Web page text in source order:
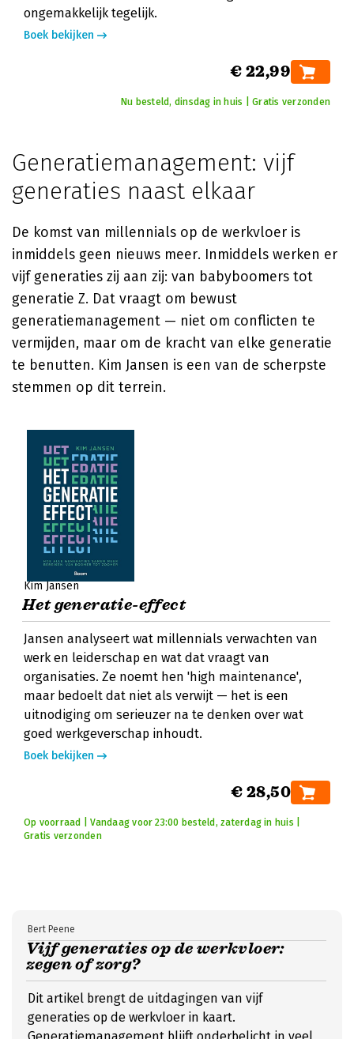
ongemakkelijk tegelijk.
Boek bekijken
€ 22,99
Nu besteld, dinsdag in huis | Gratis verzonden
Generatiemanagement: vijf
generaties naast elkaar
De komst van millennials op de werkvloer is
inmiddels geen nieuws meer. Inmiddels werken er
vijf generaties zij aan zij: van babyboomers tot
generatie Z. Dat vraagt om bewust
generatiemanagement — niet om conflicten te
vermijden, maar om de kracht van elke generatie
te benutten. Kim Jansen is een van de scherpste
stemmen op dit terrein.
Kim Jansen
Het generatie-effect
Jansen analyseert wat millennials verwachten van
werk en leiderschap en wat dat vraagt van
organisaties. Ze noemt hen 'high maintenance',
maar bedoelt dat niet als verwijt — het is een
uitnodiging om serieuzer na te denken over wat
goed werkgeverschap inhoudt.
Boek bekijken
€ 28,50
Op voorraad | Vandaag voor 23:00 besteld, zaterdag in huis |
Gratis verzonden
Vijf generaties op de werkvloer:
zegen of zorg?
Bert Peene
Dit artikel brengt de uitdagingen van vijf
generaties op de werkvloer in kaart.